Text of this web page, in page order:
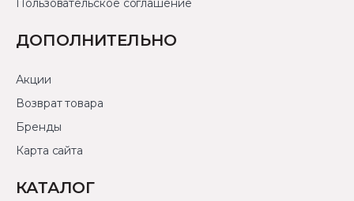
Пользовательское соглашение
ДОПОЛНИТЕЛЬНО
Акции
Возврат товара
Бренды
Карта сайта
КАТАЛОГ